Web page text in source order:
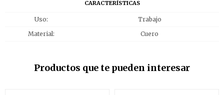
CARACTERÍSTICAS
Uso
Trabajo
Material
Cuero
Productos que te pueden interesar